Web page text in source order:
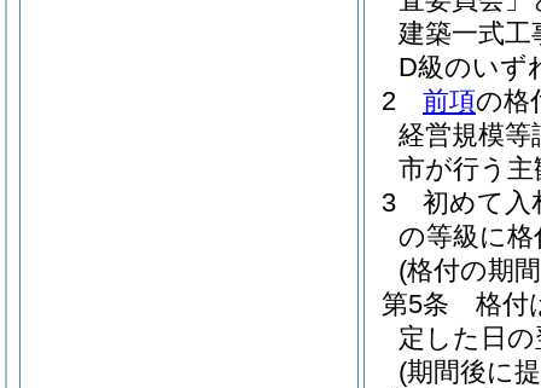
建築一式
D級のいず
2
前項の格
経営規模等
市が行う
3
初めて入
の等級に
(格付の期
第5条
格付
定した日
(期間後に